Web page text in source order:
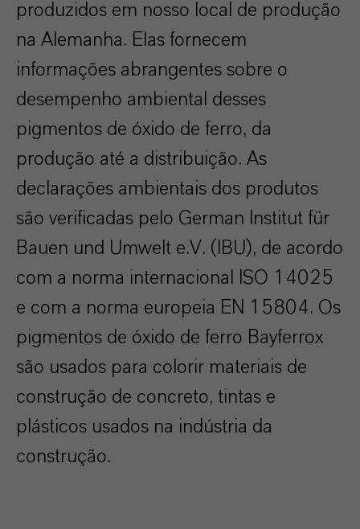
produzidos em nosso local de produção
na Alemanha. Elas fornecem
informações abrangentes sobre o
desempenho ambiental desses
pigmentos de óxido de ferro, da
produção até a distribuição. As
declarações ambientais dos produtos
são verificadas pelo German Institut für
Bauen und Umwelt e.V. (IBU), de acordo
com a norma internacional ISO 14025
e com a norma europeia EN 15804. Os
pigmentos de óxido de ferro Bayferrox
são usados para colorir materiais de
construção de concreto, tintas e
plásticos usados na indústria da
construção.